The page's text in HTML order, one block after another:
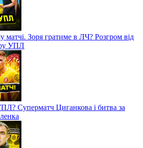
матчі. Зоря гратиме в ЛЧ? Розгром від
УПЛ
Суперматч Циганкова і битва за